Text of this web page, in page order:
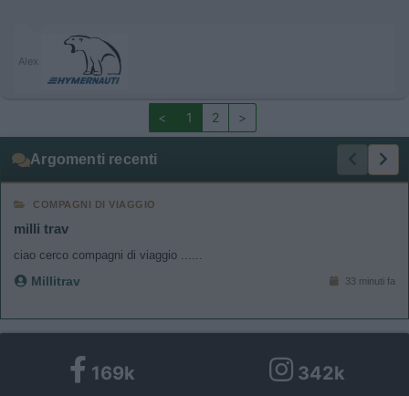
Alex
< 1 2 >
Argomenti recenti
COMPAGNI DI VIAGGIO
milli trav
ciao cerco compagni di viaggio ......
Millitrav 33 minuti fa
169k 342k